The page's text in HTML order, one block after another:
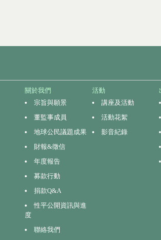
關於我們
宗旨與願景
董監事成員
地球公民議題成果
財報&徵信
年度報告
募款行動
捐款Q&A
性平公開資訊與進
度
聯絡我們
活動
講座及活動
活動花絮
影音紀錄